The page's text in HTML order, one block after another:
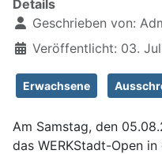
Details
Geschrieben von:
Veröffentlicht: 03.
Erwachsene
Am Samstag, den
das WERKStadt-Open